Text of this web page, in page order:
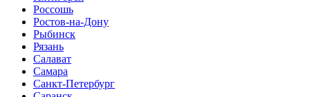
Россошь
Ростов-на-Дону
Рыбинск
Рязань
Салават
Самара
Санкт-Петербург